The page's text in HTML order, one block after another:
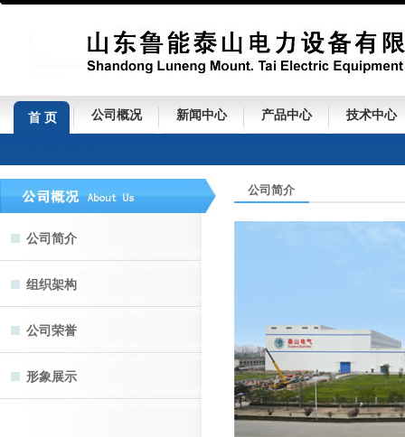
首 页 公司概况 新闻中心 产品中心 技术中心
公司简介
组织架构
公司荣誉
形象展示
公司简介